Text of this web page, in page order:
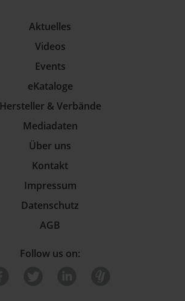
Aktuelles
Videos
Events
eKataloge
Hersteller & Verbände
Mediadaten
Über uns
Kontakt
Impressum
Datenschutz
AGB
Follow us on: